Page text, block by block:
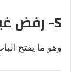
5- رفض غير مسبب
وهو ما يفتح